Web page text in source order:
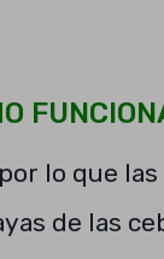
lo que las
de las